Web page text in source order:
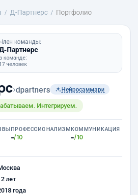
Д-Партнерс Портфолио
Член команды:
Партнерс
команде:
17 человек
›dpartners Нейросаммари
Интегрируем.
ПРОФЕССИОНАЛИЗМ
-/10
КОММУНИКАЦИЯ
-/10
лет
года